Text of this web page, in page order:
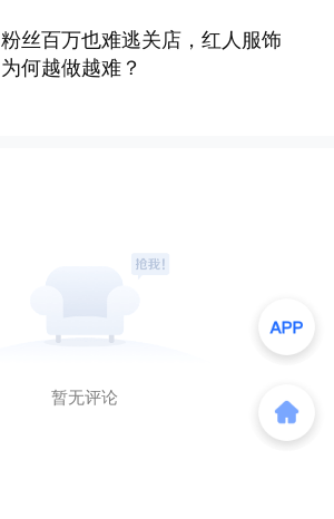
粉丝百万也难逃关店，红人服饰
为何越做越难？
暂无评论